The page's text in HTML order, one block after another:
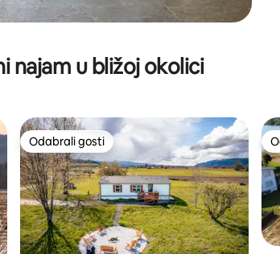
najam u bližoj okolici
Odabrali gosti
Odabrali gosti